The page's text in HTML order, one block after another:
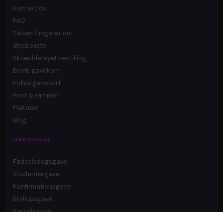
Kontakt os
FAQ
Sådan fungerer det
Ønskeliste
Skræddersyet bestilling
Bestil gavekort
Indløs gavekort
Print & rammer
Plakater
Blog
MÆRKEDAGE
Fødselsdagsgave
Studentergave
Konfirmationsgave
Bryllupsgave